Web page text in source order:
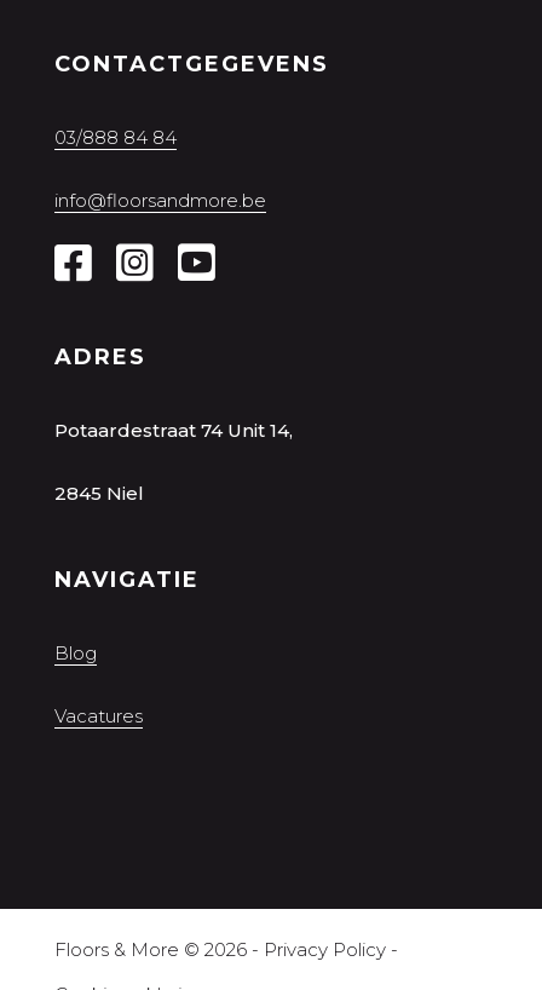
CONTACTGEGEVENS
03/888 84 84
info@floorsandmore.be
ADRES
Potaardestraat 74 Unit 14,
2845 Niel
NAVIGATIE
Blog
Vacatures
Floors & More © 2026 - Privacy Policy-